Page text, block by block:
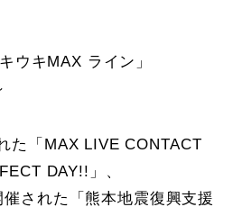
ウキMAX ライン」
た「MAX LIVE CONTACT
DAY!!」、
された「熊本地震復興支援